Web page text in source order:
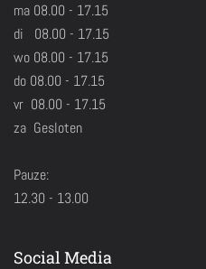
ma 08.00 - 17.15
di 08.00 - 17.15
wo 08.00 - 17.15
do 08.00 - 17.15
vr 08.00 - 17.15
za Gesloten
Pauze:
12.30 - 13.00
Social Media